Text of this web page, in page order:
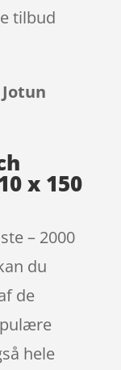
tilbud
x 150
– 2000
du
de
hele